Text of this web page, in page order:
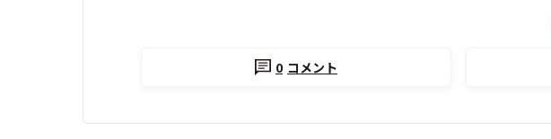
0 コメント